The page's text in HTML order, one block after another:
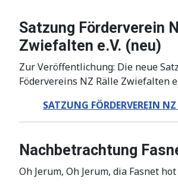
Satzung Förderverein
Zwiefalten e.V. (neu)
Zur Veröffentlichung: Die neue
Födervereins NZ Rälle Zwiefalten
SATZUNG FÖRDERVEREIN NZ
Nachbetrachtung
Oh Jerum, Oh Jerum, dia Fasnet hot